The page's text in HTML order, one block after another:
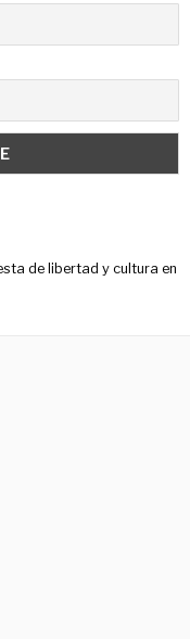
de libertad y cultura en